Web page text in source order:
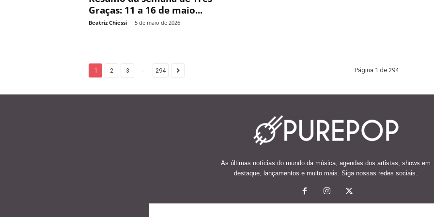
Graças: 11 a 16 de maio...
Beatriz Chiessi - 5 de maio de 2026
1 2 3 ... 294 Página 1 de 294
As últimas notícias do mundo da música, agendas dos artistas, shows em
destaque, lançamentos e muito mais. Siga nossas redes sociais.